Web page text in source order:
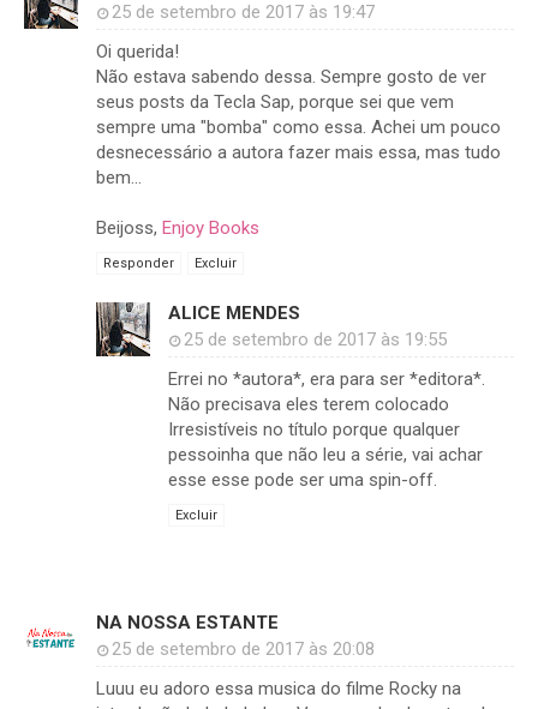
25 de setembro de 2017 às 19:47
Oi querida!
Não estava sabendo dessa. Sempre gosto de ver
seus posts da Tecla Sap, porque sei que vem
sempre uma "bomba" como essa. Achei um pouco
desnecessário a autora fazer mais essa, mas tudo
bem...
Beijoss, Enjoy Books
Responder Excluir
ALICE MENDES
25 de setembro de 2017 às 19:55
Errei no *autora*, era para ser *editora*.
Não precisava eles terem colocado
Irresistíveis no título porque qualquer
pessoinha que não leu a série, vai achar
esse esse pode ser uma spin-off.
Excluir
NA NOSSA ESTANTE
25 de setembro de 2017 às 20:08
Luuu eu adoro essa musica do filme Rocky na